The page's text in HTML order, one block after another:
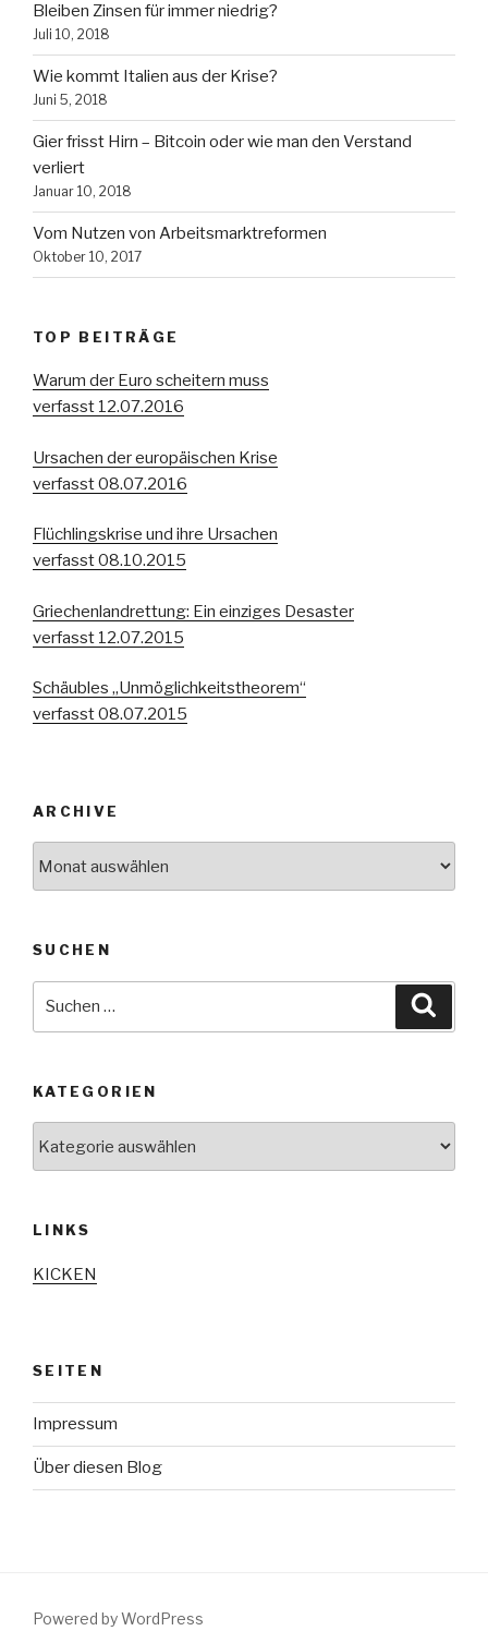
Bleiben Zinsen für immer niedrig?
Juli 10, 2018
Wie kommt Italien aus der Krise?
Juni 5, 2018
Gier frisst Hirn – Bitcoin oder wie man den Verstand
verliert
Januar 10, 2018
Vom Nutzen von Arbeitsmarktreformen
Oktober 10, 2017
TOP BEITRÄGE
Warum der Euro scheitern muss
verfasst 12.07.2016
Ursachen der europäischen Krise
verfasst 08.07.2016
Flüchlingskrise und ihre Ursachen
verfasst 08.10.2015
Griechenlandrettung: Ein einziges Desaster
verfasst 12.07.2015
Schäubles „Unmöglichkeitstheorem“
verfasst 08.07.2015
ARCHIVE
SUCHEN
KATEGORIEN
LINKS
KICKEN
SEITEN
Impressum
Über diesen Blog
Powered by WordPress